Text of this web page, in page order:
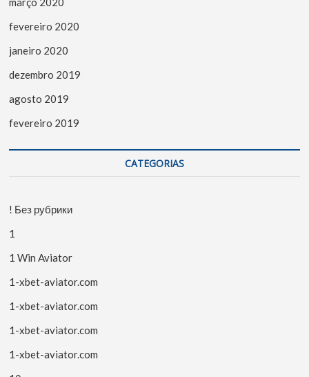
fevereiro 2020
janeiro 2020
dezembro 2019
agosto 2019
fevereiro 2019
CATEGORIAS
! Без рубрики
1
1 Win Aviator
1-xbet-aviator.com
1-xbet-aviator.com
1-xbet-aviator.com
1-xbet-aviator.com